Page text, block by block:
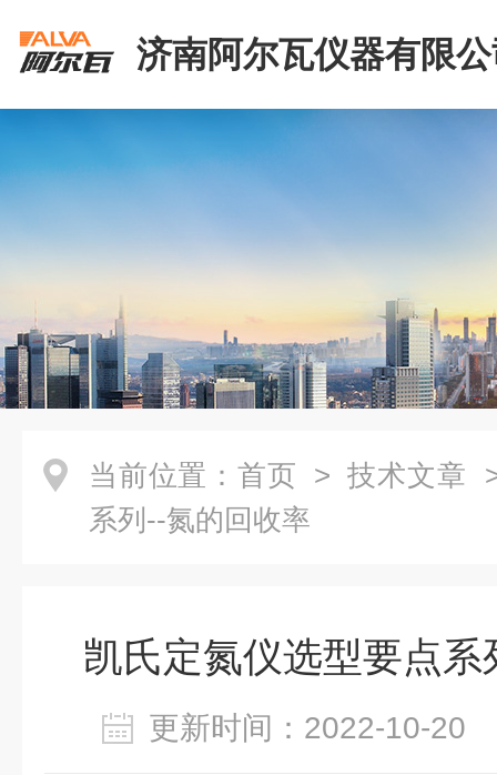
济南阿尔瓦仪器有限
当前位置： 首页 > 技术文章
系列--氮的回收率
凯氏定氮仪选型要点
更新时间：2022-10-